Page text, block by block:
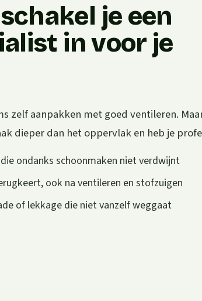
je een
in voor je
zelf aanpakken met goed ventileren.
dieper dan het oppervlak en heb je
ondanks schoonmaken niet verdwijnt
ook na ventileren en stofzuigen
of lekkage die niet vanzelf weggaat